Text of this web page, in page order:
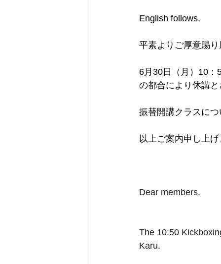
English follows,
平素よりご厚意賜
6月30日（月）10：
の都合により休講
振替開講クラスに
以上ご案内申し上
Dear members,
The 10:50
Karu.